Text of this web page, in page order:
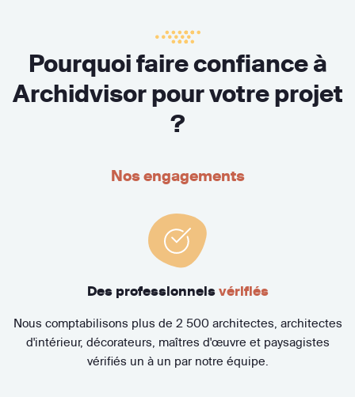
Pourquoi faire confiance à
Archidvisor pour votre projet
?
Nos engagements
Des professionnels vérifiés
Nous comptabilisons plus de 2 500 architectes, architectes
d'intérieur, décorateurs, maîtres d'œuvre et paysagistes
vérifiés un à un par notre équipe.